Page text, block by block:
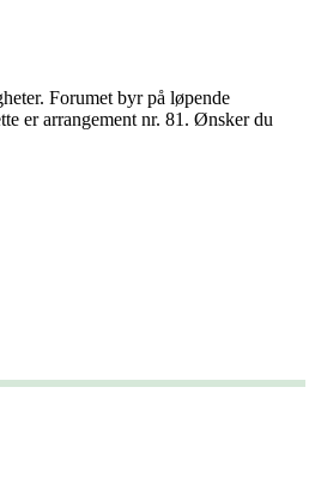
Forumet byr på løpende
er arrangement nr. 81. Ønsker du